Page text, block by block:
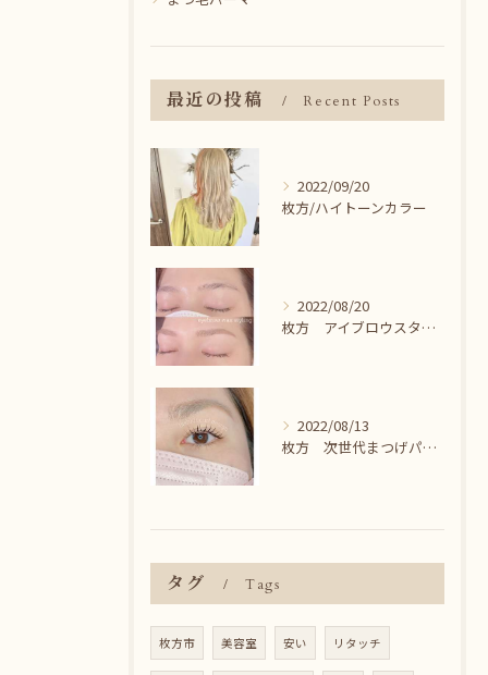
最近の投稿 Recent Posts
2022/09/20
枚方/ハイトーンカラー
2022/08/20
枚方 アイブロウスタイリング＾＾
2022/08/13
枚方 次世代まつげパーマ♪
タグ Tags
枚方市 美容室 安い リタッチ